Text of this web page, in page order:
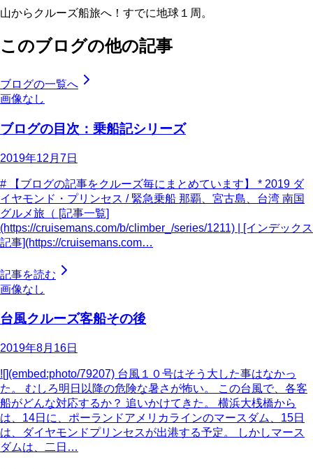
山からクルーズ船旅へ！すでに地球１周。
このブログの他の記事
ブログの一覧へ
画像なし
ブログの目次：乗船記シリーズ
2019年12月7日
# 【ブログの記事をクルーズ毎にまとめています】 * 2019 ダ
イヤモンド・プリンセス / 緊急乗船 那覇、宮古島、台湾 南国
グルメ旅（ [記事一覧]
(https://cruisemans.com/b/climber_/series/1211) | [インデックス
記事](https://cruisemans.com…
記事を読む
画像なし
台風クルーズ客船その後
2019年8月16日
![](embed:photo/79207) 台風１０号はそう大した事はなかっ
た。 むしろ明日以降の危険な暑さが怖い。 この台風で、各客
船がどんな対応するか？ 追いかけてきた。 横浜大桟橋から
は、14日に、ポーランドアメリカラインのマースダム、15日
は、ダイヤモンドプリンセスが出港する予定。 しかしマース
ダムは、二日…